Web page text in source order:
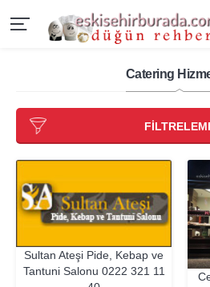
Catering
Sultan Ateşi Pide, Kebap ve
Tantuni Salonu 0222 321 11